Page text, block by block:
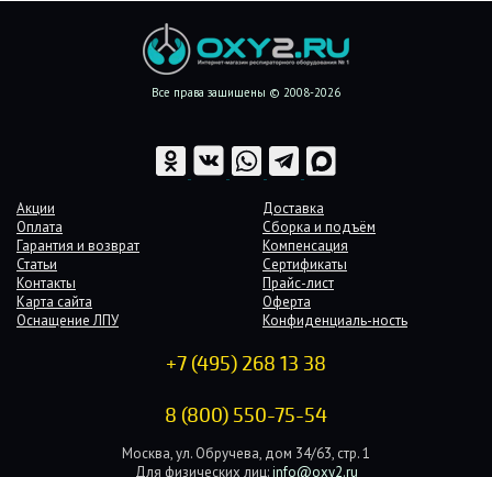
Все права защищены © 2008-2026
Акции
Доставка
Оплата
Сборка и подъём
Гарантия и возврат
Компенсация
Статьи
Сертификаты
Контакты
Прайс-лист
Карта сайта
Оферта
Оснащение ЛПУ
Конфиденциаль-ность
+7 (495) 268 13 38
8 (800) 550-75-54
Москва, ул. Обручева, дом 34/63, стр. 1
Для физических лиц: info@oxy2.ru